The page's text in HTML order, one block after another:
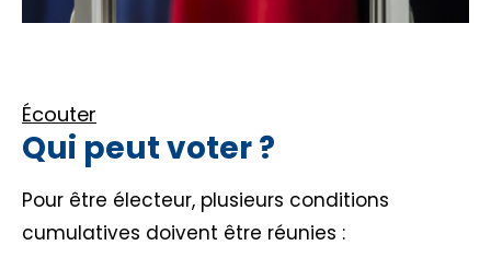
Écouter
Qui peut voter ?
Pour être électeur, plusieurs conditions
cumulatives doivent être réunies :